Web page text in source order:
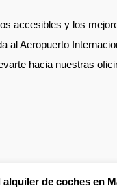
accesibles y los
al Aeropuerto
hacia nuestras
alquiler de coches en